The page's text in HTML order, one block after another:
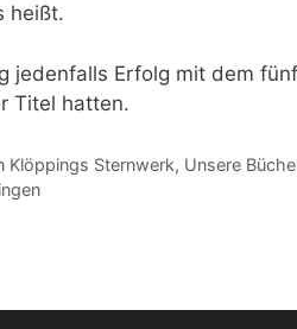
heißt.
jedenfalls Erfolg mit dem
Titel hatten.
Klöppings Sternwerk, Unsere